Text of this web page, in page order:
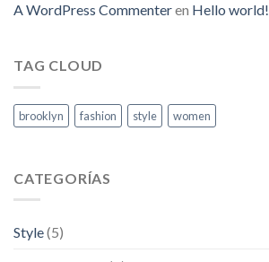
A WordPress Commenteren Hello world!
TAG CLOUD
brooklyn fashion style women
CATEGORÍAS
Style(5)